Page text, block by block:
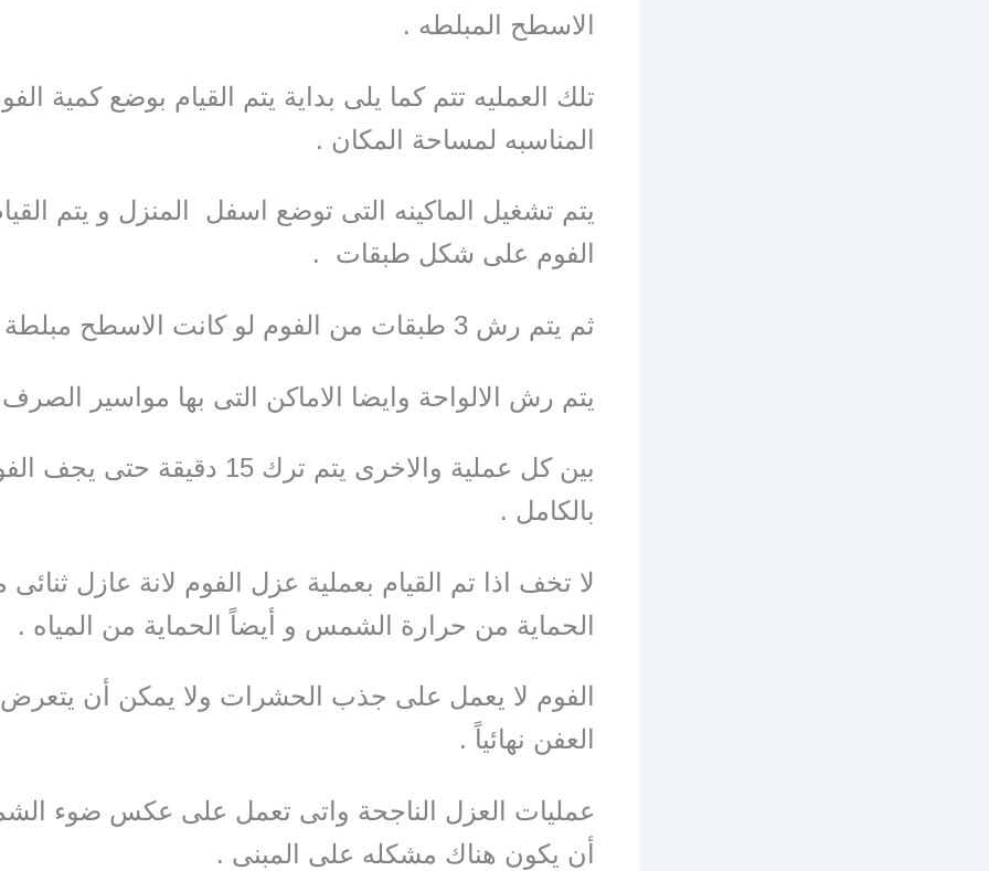
الاسطح المبلطه .
تلك العمليه تتم كما يلى بداية يتم القيام بوضع كمية
المناسبه لمساحة المكان .
يتم تشغيل الماكينه التى توضع اسفل المنزل و يتم
الفوم على شكل طبقات .
ثم يتم رش 3 طبقات من الفوم لو كانت الاسطح مبلطة
يتم رش الالواحة وايضا الاماكن التى بها مواسير الصرف
بين كل عملية والاخرى يتم ترك 15 دقيقة حتى
بالكامل .
لا تخف اذا تم القيام بعملية عزل الفوم لانة عازل
الحماية من حرارة الشمس و أيضاً الحماية من المياه .
الفوم لا يعمل على جذب الحشرات ولا يمكن أن
العفن نهائياً .
عمليات العزل الناجحة واتى تعمل على عكس ضوء
أن يكون هناك مشكله على المبنى .